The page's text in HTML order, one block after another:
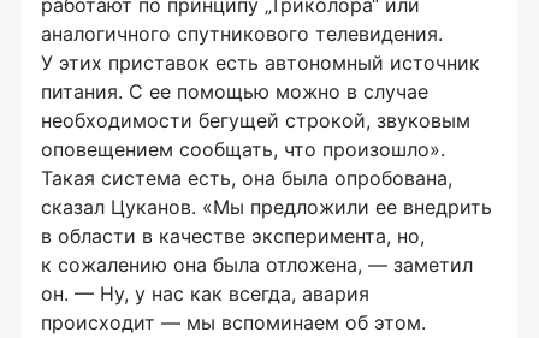
работают по принципу „Триколора“ или
аналогичного спутникового телевидения.
У этих приставок есть автономный источник
питания. С ее помощью можно в случае
необходимости бегущей строкой, звуковым
оповещением сообщать, что произошло».
Такая система есть, она была опробована,
сказал Цуканов. «Мы предложили ее внедрить
в области в качестве эксперимента, но,
к сожалению она была отложена, — заметил
он. — Ну, у нас как всегда, авария
происходит — мы вспоминаем об этом.